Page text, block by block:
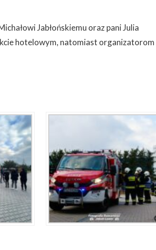
Jabłońskiemu oraz pani Julia
hotelowym, natomiast organizatorom